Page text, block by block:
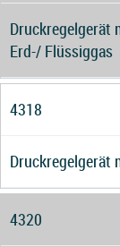
Druckregelgerät
Erd-/ Flüssiggas
4318
Druckregelgerät
4320